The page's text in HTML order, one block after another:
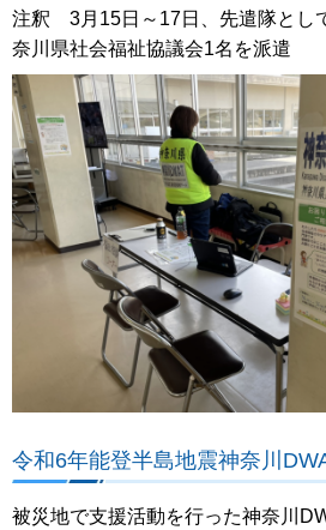
注釈 3月15日～17日、先遣隊とし
奈川県社会福祉協議会1名を派遣
令和6年能登半島地震神奈川
被災地で支援活動を行った神奈川